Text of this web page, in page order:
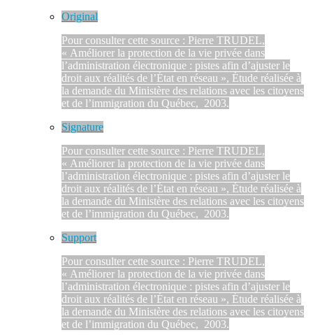
Original
Pour consulter cette source : Pierre TRUDEL,
« Améliorer la protection de la vie privée dans
l’administration électronique : pistes afin d’ajuster le
droit aux réalités de l’État en réseau », Étude réalisée à
la demande du Ministère des relations avec les citoyens
et de l’immigration du Québec, 2003.
Signature
Pour consulter cette source : Pierre TRUDEL,
« Améliorer la protection de la vie privée dans
l’administration électronique : pistes afin d’ajuster le
droit aux réalités de l’État en réseau », Étude réalisée à
la demande du Ministère des relations avec les citoyens
et de l’immigration du Québec, 2003.
Support
Pour consulter cette source : Pierre TRUDEL,
« Améliorer la protection de la vie privée dans
l’administration électronique : pistes afin d’ajuster le
droit aux réalités de l’État en réseau », Étude réalisée à
la demande du Ministère des relations avec les citoyens
et de l’immigration du Québec, 2003.